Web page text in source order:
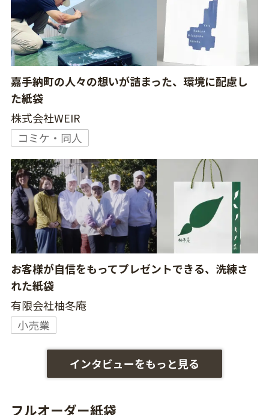
嘉手納町の人々の想いが詰まった、環境に配慮し
た紙袋
株式会社WEIR
コミケ・同人
お客様が自信をもってプレゼントできる、洗練さ
れた紙袋
有限会社柚冬庵
小売業
インタビューをもっと見る
フルオーダー紙袋